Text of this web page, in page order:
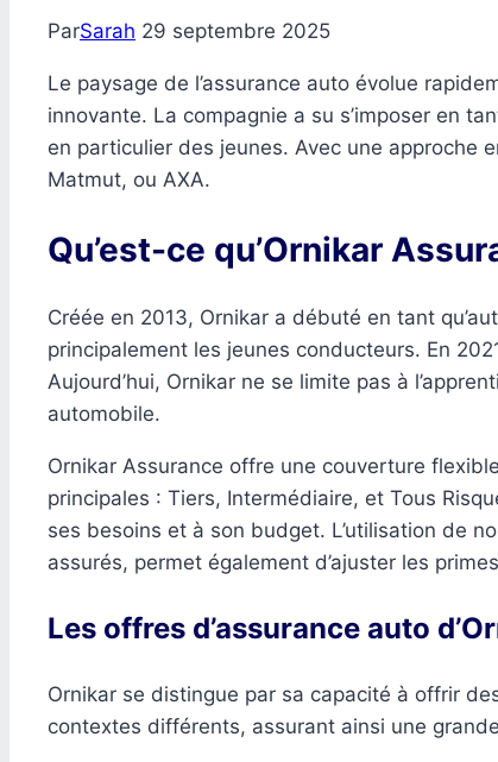
ParSarah 29 septembre 2025
Le paysage de l’assurance auto évolue
innovante. La compagnie a su s’imposer en
en particulier des jeunes. Avec une approche
Matmut, ou AXA.
Qu’est-ce qu’Ornikar
Créée en 2013, Ornikar a débuté en tant
principalement les jeunes conducteurs. En
Aujourd’hui, Ornikar ne se limite pas à
automobile.
Ornikar Assurance offre une couverture
principales : Tiers, Intermédiaire, et Tous
ses besoins et à son budget. L’utilisation de
assurés, permet également d’ajuster les
Les offres d’assurance auto
Ornikar se distingue par sa capacité à offrir
contextes différents, assurant ainsi une